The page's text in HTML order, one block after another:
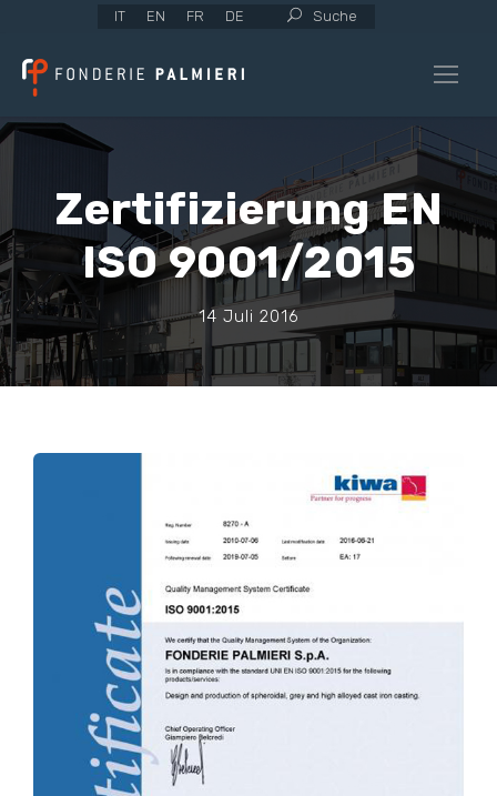
IT EN FR DE Suche
Zertifizierung EN
ISO 9001/2015
14 Juli 2016